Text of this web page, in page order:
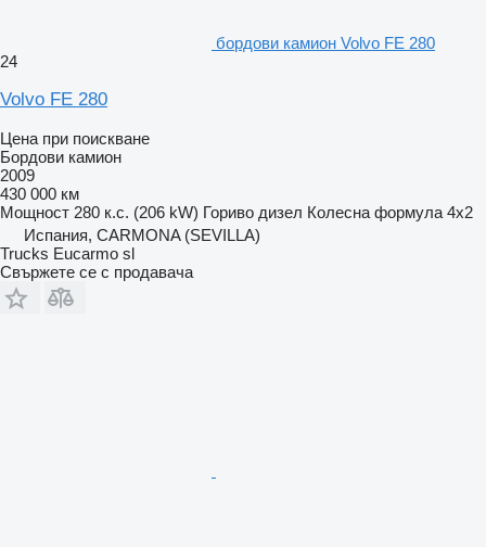
бордови камион Volvo FE 280
24
Volvo FE 280
Цена при поискване
Бордови камион
2009
430 000 км
Мощност 280 к.с. (206 kW) Гориво дизел Колесна формула 4x2
Испания, CARMONA (SEVILLA)
Trucks Eucarmo sl
Свържете се с продавача